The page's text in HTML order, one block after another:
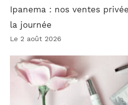
Ipanema : nos ventes
la journée
Le 2 août 2026